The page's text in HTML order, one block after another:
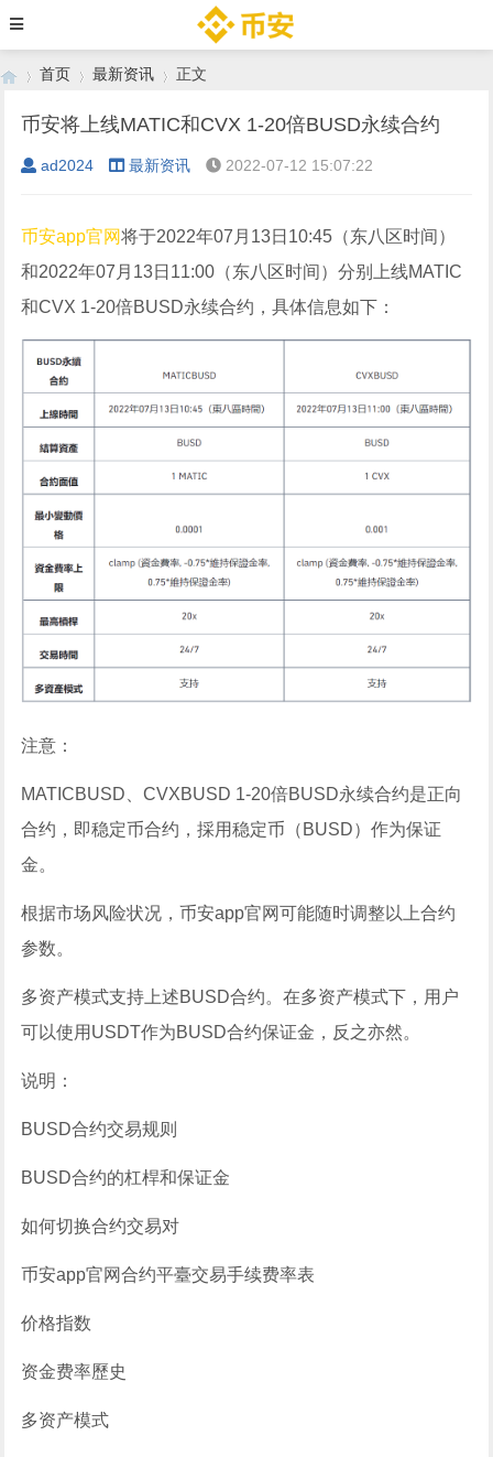
›
首页
›
最新资讯
›
正文
币安将上线MATIC和CVX 1-20倍BUSD永续合约
ad2024 最新资讯 2022-07-12 15:07:22
币安app官网将于2022年07月13日10:45（东八区时间）
和2022年07月13日11:00（东八区时间）分别上线MATIC
和CVX 1-20倍BUSD永续合约，具体信息如下：
注意：
MATICBUSD、CVXBUSD 1-20倍BUSD永续合约是正向
合约，即稳定币合约，採用稳定币（BUSD）作为保证
金。
根据市场风险状况，币安app官网可能随时调整以上合约
参数。
多资产模式支持上述BUSD合约。在多资产模式下，用户
可以使用USDT作为BUSD合约保证金，反之亦然。
说明：
BUSD合约交易规则
BUSD合约的杠桿和保证金
如何切换合约交易对
币安app官网合约平臺交易手续费率表
价格指数
资金费率歷史
多资产模式